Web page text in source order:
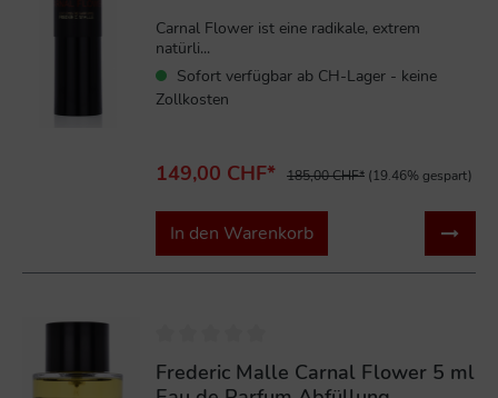
Carnal Flower ist eine radikale, extrem
natürli...
Sofort verfügbar ab CH-Lager - keine
Zollkosten
149,00 CHF* 185,00 CHF* (19.46% gespart)
In den Warenkorb
Frederic Malle Carnal Flower 5 ml